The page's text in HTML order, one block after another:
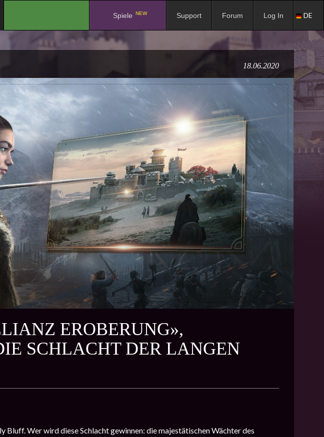
Spiele NEW Support Forum Log In DE
18.06.2020
EROBERUNG»,
SCHLACHT DER LANGEN
Bluff. Wer wird diese Schlacht gewinnen: die majestätischen Wächter des